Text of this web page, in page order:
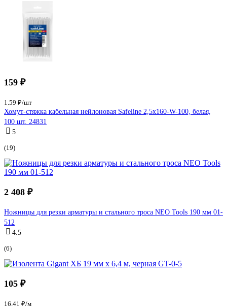
159 ₽
1.59 ₽/шт
Хомут-стяжка кабельная нейлоновая Safeline 2,5x160-W-100, белая,
100 шт. 24831
5
(19)
2 408 ₽
Ножницы для резки арматуры и стального троса NEO Tools 190 мм 01-
512
4.5
(6)
105 ₽
16.41 ₽/м